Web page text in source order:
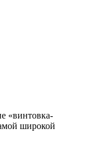
«винтовка-
широкой